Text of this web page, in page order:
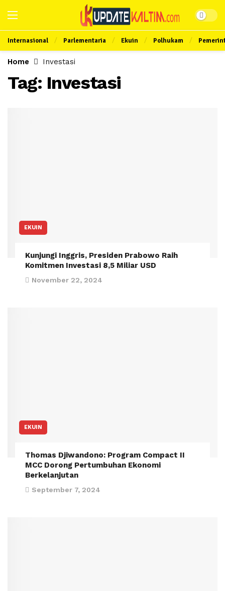
Internasional Parlementaria Ekuin Polhukam
Home Investasi
Tag: Investasi
EKUIN
Kunjungi Inggris, Presiden Prabowo Raih
Komitmen Investasi 8,5 Miliar USD
November 22, 2024
EKUIN
Thomas Djiwandono: Program Compact II
MCC Dorong Pertumbuhan Ekonomi
Berkelanjutan
September 7, 2024